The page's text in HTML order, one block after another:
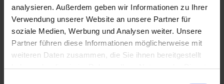
analysieren. Außerdem geben wir Informationen zu Ihrer
Verwendung unserer Website an unsere Partner für
soziale Medien, Werbung und Analysen weiter. Unsere
Partner führen diese Informationen möglicherweise mit
weiteren Daten zusammen, die Sie ihnen bereitgestellt
haben oder die sie im Rahmen Ihrer Nutzung der Dienste
Remember Comment
part no.: 5253620
Description